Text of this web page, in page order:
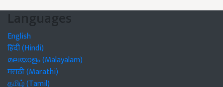
Languages
English
हिंदी (Hindi)
മലയാളം (Malayalam)
मराठी (Marathi)
தமிழ் (Tamil)